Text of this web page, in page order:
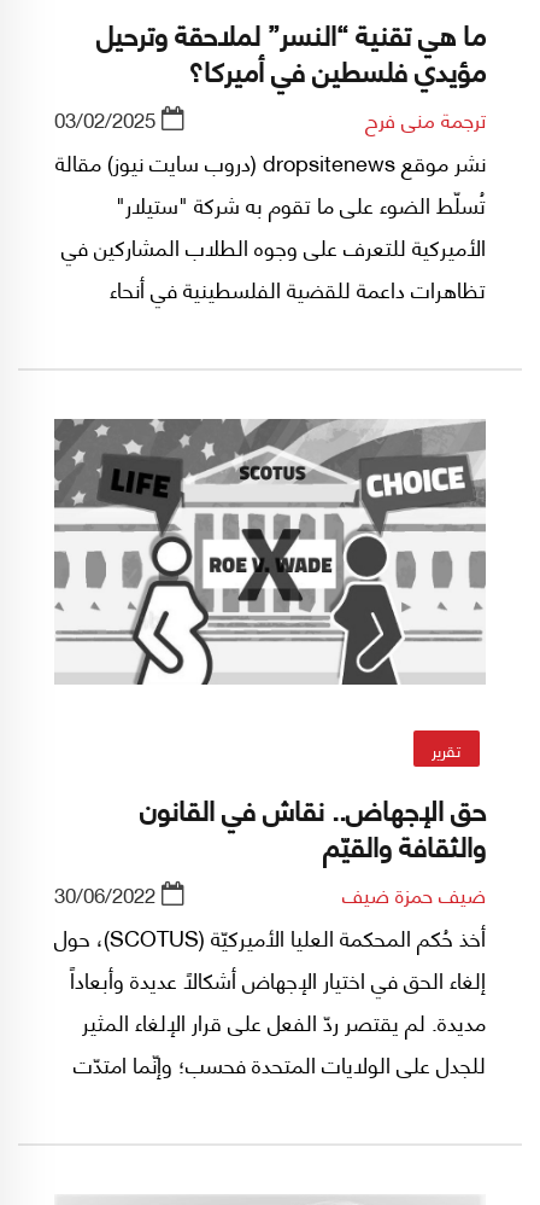
ما هي تقنية “النسر” لملاحقة وترحيل
مؤيدي فلسطين في أميركا؟
ترجمة منى فرح 03/02/2025
نشر موقع dropsitenews (دروب سايت نيوز) مقالة
تُسلّط الضوء على ما تقوم به شركة "ستيلار"
الأميركية للتعرف على وجوه الطلاب المشاركين في
تظاهرات داعمة للقضية الفلسطينية في أنحاء
الاصطناعي (AI)، وتجهيز لائحة باسماء هؤلاء
لتسليمها للأجهزة الأميركية، تمهيداً لترحيلهم إلى
خارج الأراضي الأميركية.
تقرير
حق الإجهاض.. نقاش في القانون
والثقافة والقيّم
ضيف حمزة ضيف 30/06/2022
أخذ حُكم المحكمة العليا الأميركيّة (SCOTUS)، حول
إلغاء الحق في اختيار الإجهاض أشكالاً عديدة وأبعاداً
مديدة. لم يقتصر ردّ الفعل على قرار الإلغاء المثير
للجدل على الولايات المتحدة فحسب؛ وإنّما امتدّت